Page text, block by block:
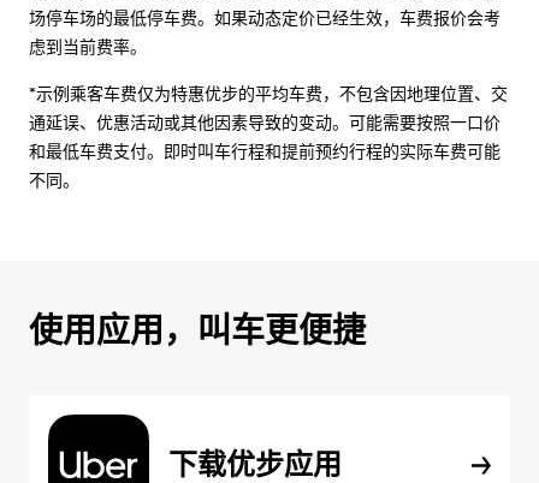
场停车场的最低停车费。如果动态定价已经生效，车费报价会考
虑到当前费率。
*示例乘客车费仅为特惠优步的平均车费，不包含因地理位置、交
通延误、优惠活动或其他因素导致的变动。可能需要按照一口价
和最低车费支付。即时叫车行程和提前预约行程的实际车费可能
不同。
使用应用，叫车更便捷
下载优步应用